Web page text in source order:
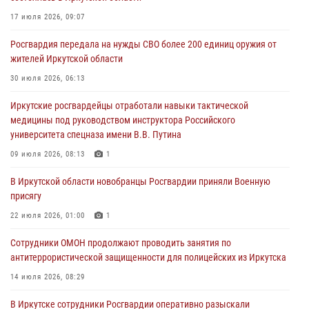
03 августа 2026, 04:55
Дню Воздушно-десантных войск в Иркутской области
03 августа 2026, 03:32
сердца к сердцу» (видео)
31 июля 2026, 04:37 1
Сотрудники Росгвардии нашли и вернули родственникам
30 июля 2026, 07:37
17 июля 2026, 09:07
Росгвардия передала на нужды СВО более 200 единиц оружия от
жителей Иркутской области
30 июля 2026, 06:13
Иркутские росгвардейцы отработали навыки тактической
медицины под руководством инструктора Российского
университета спецназа имени В.В. Путина
09 июля 2026, 08:13 1
В Иркутской области новобранцы Росгвардии приняли Военную
присягу
22 июля 2026, 01:00 1
Сотрудники ОМОН продолжают проводить занятия по
антитеррористической защищенности для полицейских из Иркутска
14 июля 2026, 08:29
В Иркутске сотрудники Росгвардии оперативно разыскали